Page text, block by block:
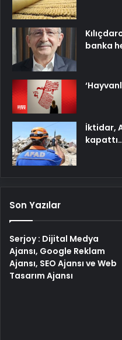
banka
İktidar,
Son Yazılar
Serjoy : Dijital Medya
Ajansı, Google Reklam
Ajansı, SEO Ajansı ve Web
Tasarım Ajansı